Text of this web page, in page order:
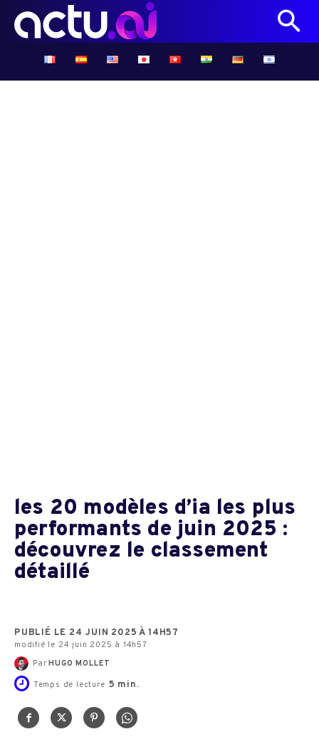
les 20 modèles d’ia les plus
performants de juin 2025 :
découvrez le classement
détaillé
PUBLIÉ LE 24 JUIN 2025 À 14H57
modifié le 24 juin 2025 à 14h57
Par HUGO MOLLET
Temps de lecture 5 min.